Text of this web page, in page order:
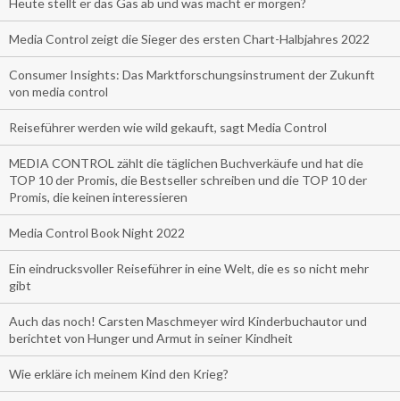
Heute stellt er das Gas ab und was macht er morgen?
Media Control zeigt die Sieger des ersten Chart-Halbjahres 2022
Consumer Insights: Das Marktforschungsinstrument der Zukunft
von media control
Reiseführer werden wie wild gekauft, sagt Media Control
MEDIA CONTROL zählt die täglichen Buchverkäufe und hat die
TOP 10 der Promis, die Bestseller schreiben und die TOP 10 der
Promis, die keinen interessieren
Media Control Book Night 2022
Ein eindrucksvoller Reiseführer in eine Welt, die es so nicht mehr
gibt
Auch das noch! Carsten Maschmeyer wird Kinderbuchautor und
berichtet von Hunger und Armut in seiner Kindheit
Wie erkläre ich meinem Kind den Krieg?